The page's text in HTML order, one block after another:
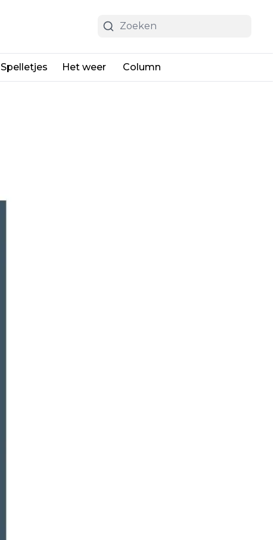
Spelletjes Het weer Column